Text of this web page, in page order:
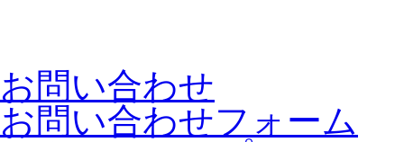
お問い合わせ
お問い合わせフォーム